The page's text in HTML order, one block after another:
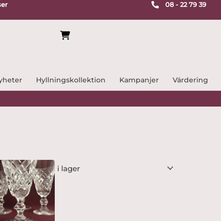
08 - 22 79 39
Hyllningskollektion Kampanjer Värdering